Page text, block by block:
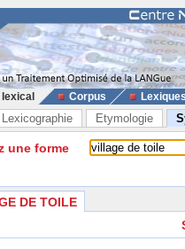
Corpus
Lexicographie Etymologie
une forme
DE TOILE